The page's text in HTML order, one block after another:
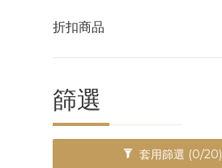
折扣商品
篩選
套用篩選 (0/20)